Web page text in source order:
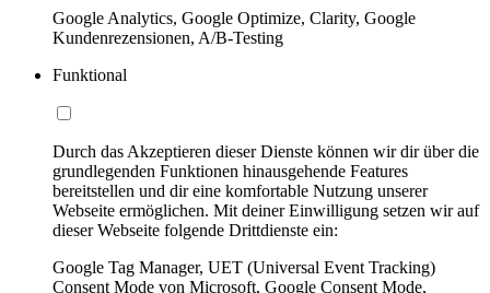
Google Analytics, Google Optimize, Clarity, Google
Kundenrezensionen, A/B-Testing
Funktional
Durch das Akzeptieren dieser Dienste können wir dir über die
grundlegenden Funktionen hinausgehende Features
bereitstellen und dir eine komfortable Nutzung unserer
Webseite ermöglichen. Mit deiner Einwilligung setzen wir auf
dieser Webseite folgende Drittdienste ein:
Google Tag Manager, UET (Universal Event Tracking)
Consent Mode von Microsoft, Google Consent Mode,